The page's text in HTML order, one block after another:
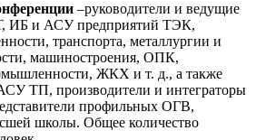
–руководители и ведущие
ИБ и АСУ предприятий ТЭК,
транспорта, металлургии и
машиностроения, ОПК,
ЖКХ и т. д., а также
ТП, производители и интеграторы
профильных ОГВ,
школы. Общее количество